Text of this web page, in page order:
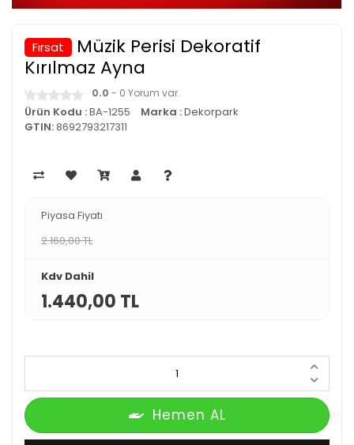
Fırsat
Müzik Perisi Dekoratif
Kırılmaz Ayna
0.0 - 0 Yorum var.
Ürün Kodu :BA-1255 Marka :Dekorpark
GTIN:8692793217311
Piyasa Fiyatı
2.160,00 TL
Kdv Dahil
1.440,00 TL
Hemen AL